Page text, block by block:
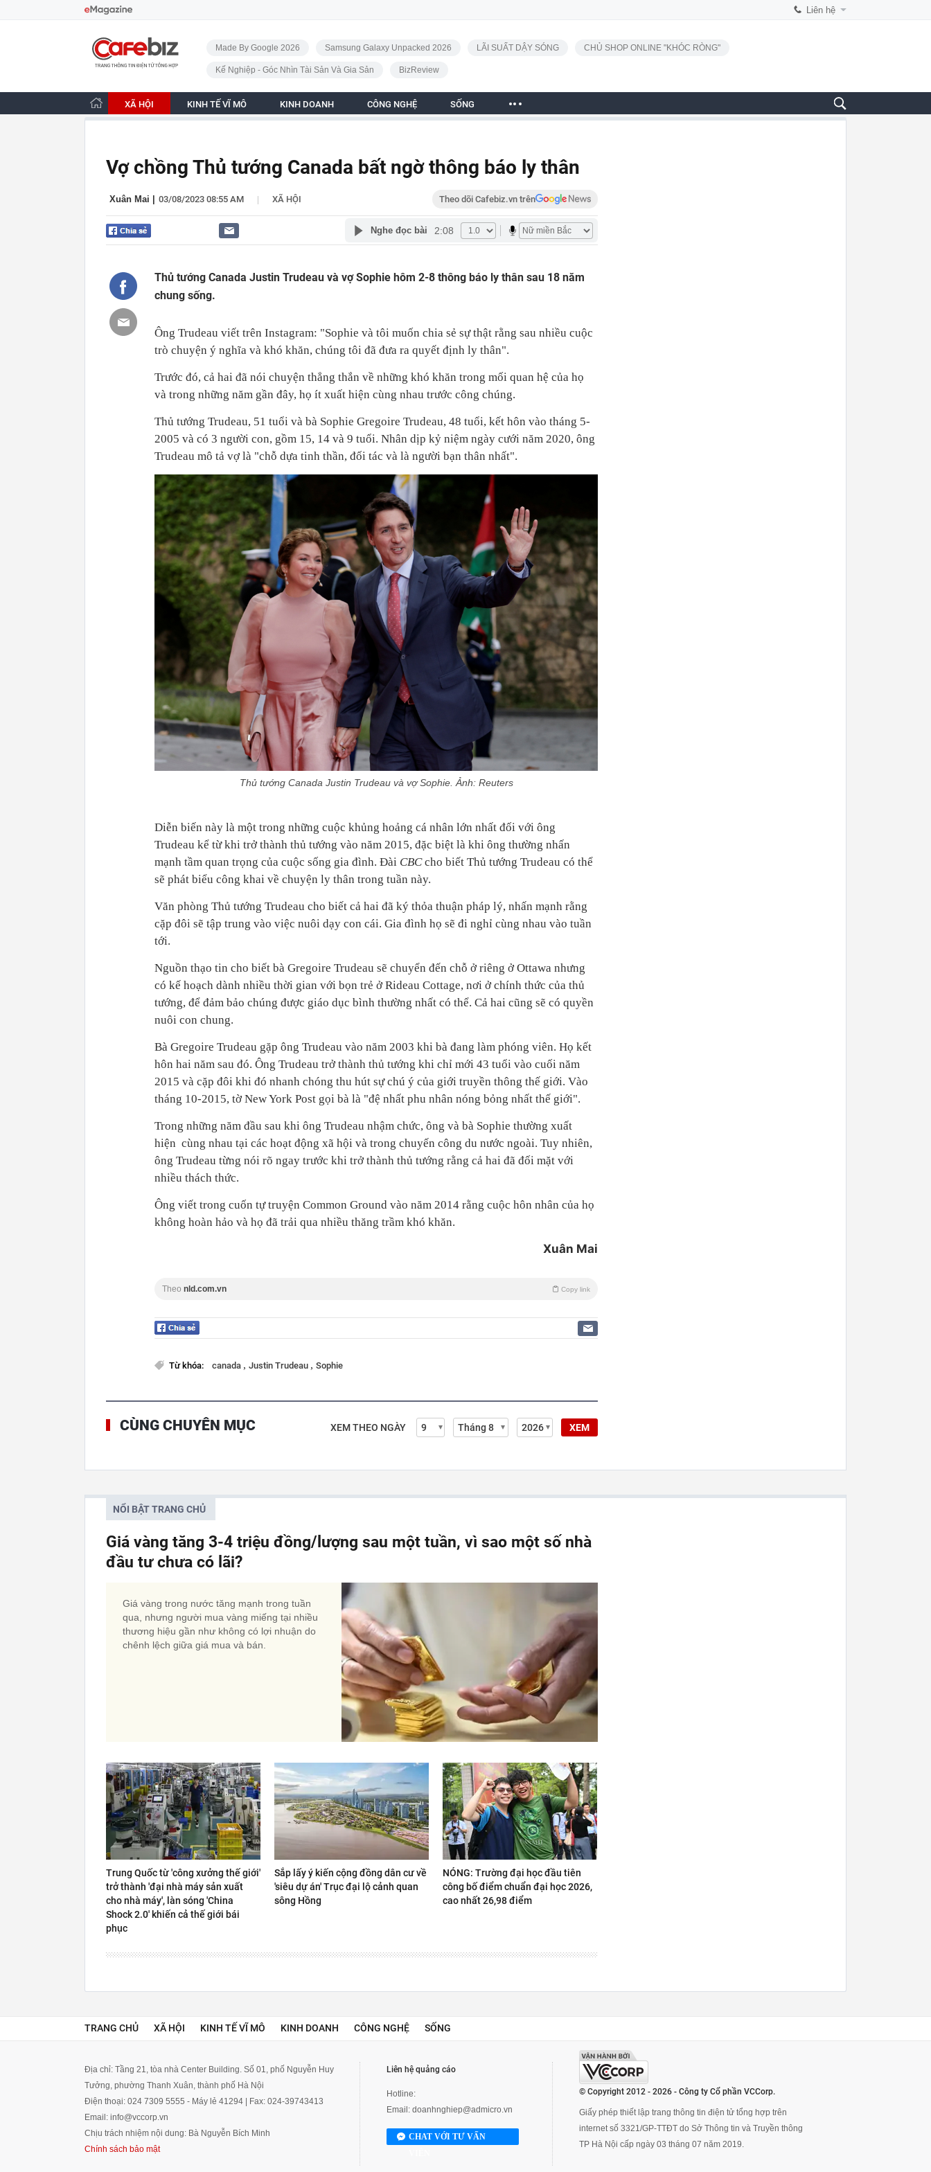
Liên hệ
CafeBiz - Trang chủ
Made By Google 2026 Samsung Galaxy Unpacked 2026 LÃI SUẤT DẬY SÓNG CHỦ SHOP ONLINE "KHÓC RÒNG"
Kế Nghiệp - Góc Nhìn Tài Sản Và Gia Sản BizReview
XÃ HỘI KINH TẾ VĨ MÔ KINH DOANH CÔNG NGHỆ SỐNG
Vợ chồng Thủ tướng Canada bất ngờ thông báo ly thân
Xuân Mai 03/08/2023 08:55 AM | XÃ HỘI Theo dõi Cafebiz.vn trên
Nghe đọc bài 2:08
Thủ tướng Canada Justin Trudeau và vợ Sophie hôm 2-8 thông báo ly thân sau 18 năm
chung sống.
Ông Trudeau viết trên Instagram: "Sophie và tôi muốn chia sẻ sự thật rằng sau nhiều cuộc
trò chuyện ý nghĩa và khó khăn, chúng tôi đã đưa ra quyết định ly thân".
Trước đó, cả hai đã nói chuyện thẳng thắn về những khó khăn trong mối quan hệ của họ
và trong những năm gần đây, họ ít xuất hiện cùng nhau trước công chúng.
Thủ tướng Trudeau, 51 tuổi và bà Sophie Gregoire Trudeau, 48 tuổi, kết hôn vào tháng 5-
2005 và có 3 người con, gồm 15, 14 và 9 tuổi. Nhân dịp kỷ niệm ngày cưới năm 2020, ông
Trudeau mô tả vợ là "chỗ dựa tinh thần, đối tác và là người bạn thân nhất".
Thủ tướng Canada Justin Trudeau và vợ Sophie. Ảnh: Reuters
Diễn biến này là một trong những cuộc khủng hoảng cá nhân lớn nhất đối với ông
Trudeau kể từ khi trở thành thủ tướng vào năm 2015, đặc biệt là khi ông thường nhấn
mạnh tầm quan trọng của cuộc sống gia đình. Đài CBCcho biết Thủ tướng Trudeau có thể
sẽ phát biểu công khai về chuyện ly thân trong tuần này.
Văn phòng Thủ tướng Trudeau cho biết cả hai đã ký thỏa thuận pháp lý, nhấn mạnh rằng
cặp đôi sẽ tập trung vào việc nuôi dạy con cái. Gia đình họ sẽ đi nghỉ cùng nhau vào tuần
tới.
Nguồn thạo tin cho biết bà Gregoire Trudeau sẽ chuyển đến chỗ ở riêng ở Ottawa nhưng
có kế hoạch dành nhiều thời gian với bọn trẻ ở Rideau Cottage, nơi ở chính thức của thủ
tướng, để đảm bảo chúng được giáo dục bình thường nhất có thể. Cả hai cũng sẽ có quyền
nuôi con chung.
Bà Gregoire Trudeau gặp ông Trudeau vào năm 2003 khi bà đang làm phóng viên. Họ kết
hôn hai năm sau đó. Ông Trudeau trở thành thủ tướng khi chỉ mới 43 tuổi vào cuối năm
2015 và cặp đôi khi đó nhanh chóng thu hút sự chú ý của giới truyền thông thế giới. Vào
tháng 10-2015, tờ New York Post gọi bà là "đệ nhất phu nhân nóng bỏng nhất thế giới".
Trong những năm đầu sau khi ông Trudeau nhậm chức, ông và bà Sophie thường xuất
hiện cùng nhau tại các hoạt động xã hội và trong chuyến công du nước ngoài. Tuy nhiên,
ông Trudeau từng nói rõ ngay trước khi trở thành thủ tướng rằng cả hai đã đối mặt với
nhiều thách thức.
Ông viết trong cuốn tự truyện Common Ground vào năm 2014 rằng cuộc hôn nhân của họ
không hoàn hảo và họ đã trải qua nhiều thăng trầm khó khăn.
Xuân Mai
Theo nld.com.vn Copy link
Từ khóa: canada , Justin Trudeau , Sophie
CÙNG CHUYÊN MỤC XEM THEO NGÀY XEM
NỔI BẬT TRANG CHỦ
Giá vàng tăng 3-4 triệu đồng/lượng sau một tuần, vì sao một số nhà
đầu tư chưa có lãi?
Giá vàng trong nước tăng mạnh trong tuần
qua, nhưng người mua vàng miếng tại nhiều
thương hiệu gần như không có lợi nhuận do
chênh lệch giữa giá mua và bán.
Trung Quốc từ 'công xưởng thế giới'
trở thành 'đại nhà máy sản xuất
cho nhà máy', làn sóng 'China
Shock 2.0' khiến cả thế giới bái
phục
Sắp lấy ý kiến cộng đồng dân cư về
'siêu dự án' Trục đại lộ cảnh quan
sông Hồng
NÓNG: Trường đại học đầu tiên
công bố điểm chuẩn đại học 2026,
cao nhất 26,98 điểm
TRANG CHỦ XÃ HỘI KINH TẾ VĨ MÔ KINH DOANH CÔNG NGHỆ SỐNG
Địa chỉ: Tầng 21, tòa nhà Center Building. Số 01, phố Nguyễn Huy
Tưởng, phường Thanh Xuân, thành phố Hà Nội
Điện thoại: 024 7309 5555 - Máy lẻ 41294 | Fax: 024-39743413
Email: info@vccorp.vn
Chịu trách nhiệm nội dung: Bà Nguyễn Bích Minh
Chính sách bảo mật
Liên hệ quảng cáo
Hotline:
Email: doanhnghiep@admicro.vn
CHAT VỚI TƯ VẤN
© Copyright 2012 - 2026 - Công ty Cổ phần VCCorp.
Giấy phép thiết lập trang thông tin điện tử tổng hợp trên
internet số 3321/GP-TTĐT do Sở Thông tin và Truyền thông
TP Hà Nội cấp ngày 03 tháng 07 năm 2019.